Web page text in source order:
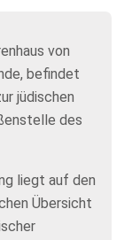
von
befindet
jüdischen
des
liegt auf den
Übersicht